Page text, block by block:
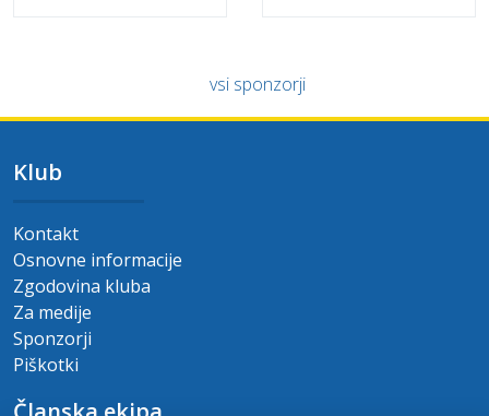
vsi sponzorji
Klub
Kontakt
Osnovne informacije
Zgodovina kluba
Za medije
Sponzorji
Piškotki